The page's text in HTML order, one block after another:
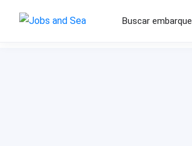
Buscar embarque